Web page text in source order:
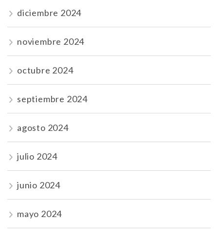
diciembre 2024
noviembre 2024
octubre 2024
septiembre 2024
agosto 2024
julio 2024
junio 2024
mayo 2024